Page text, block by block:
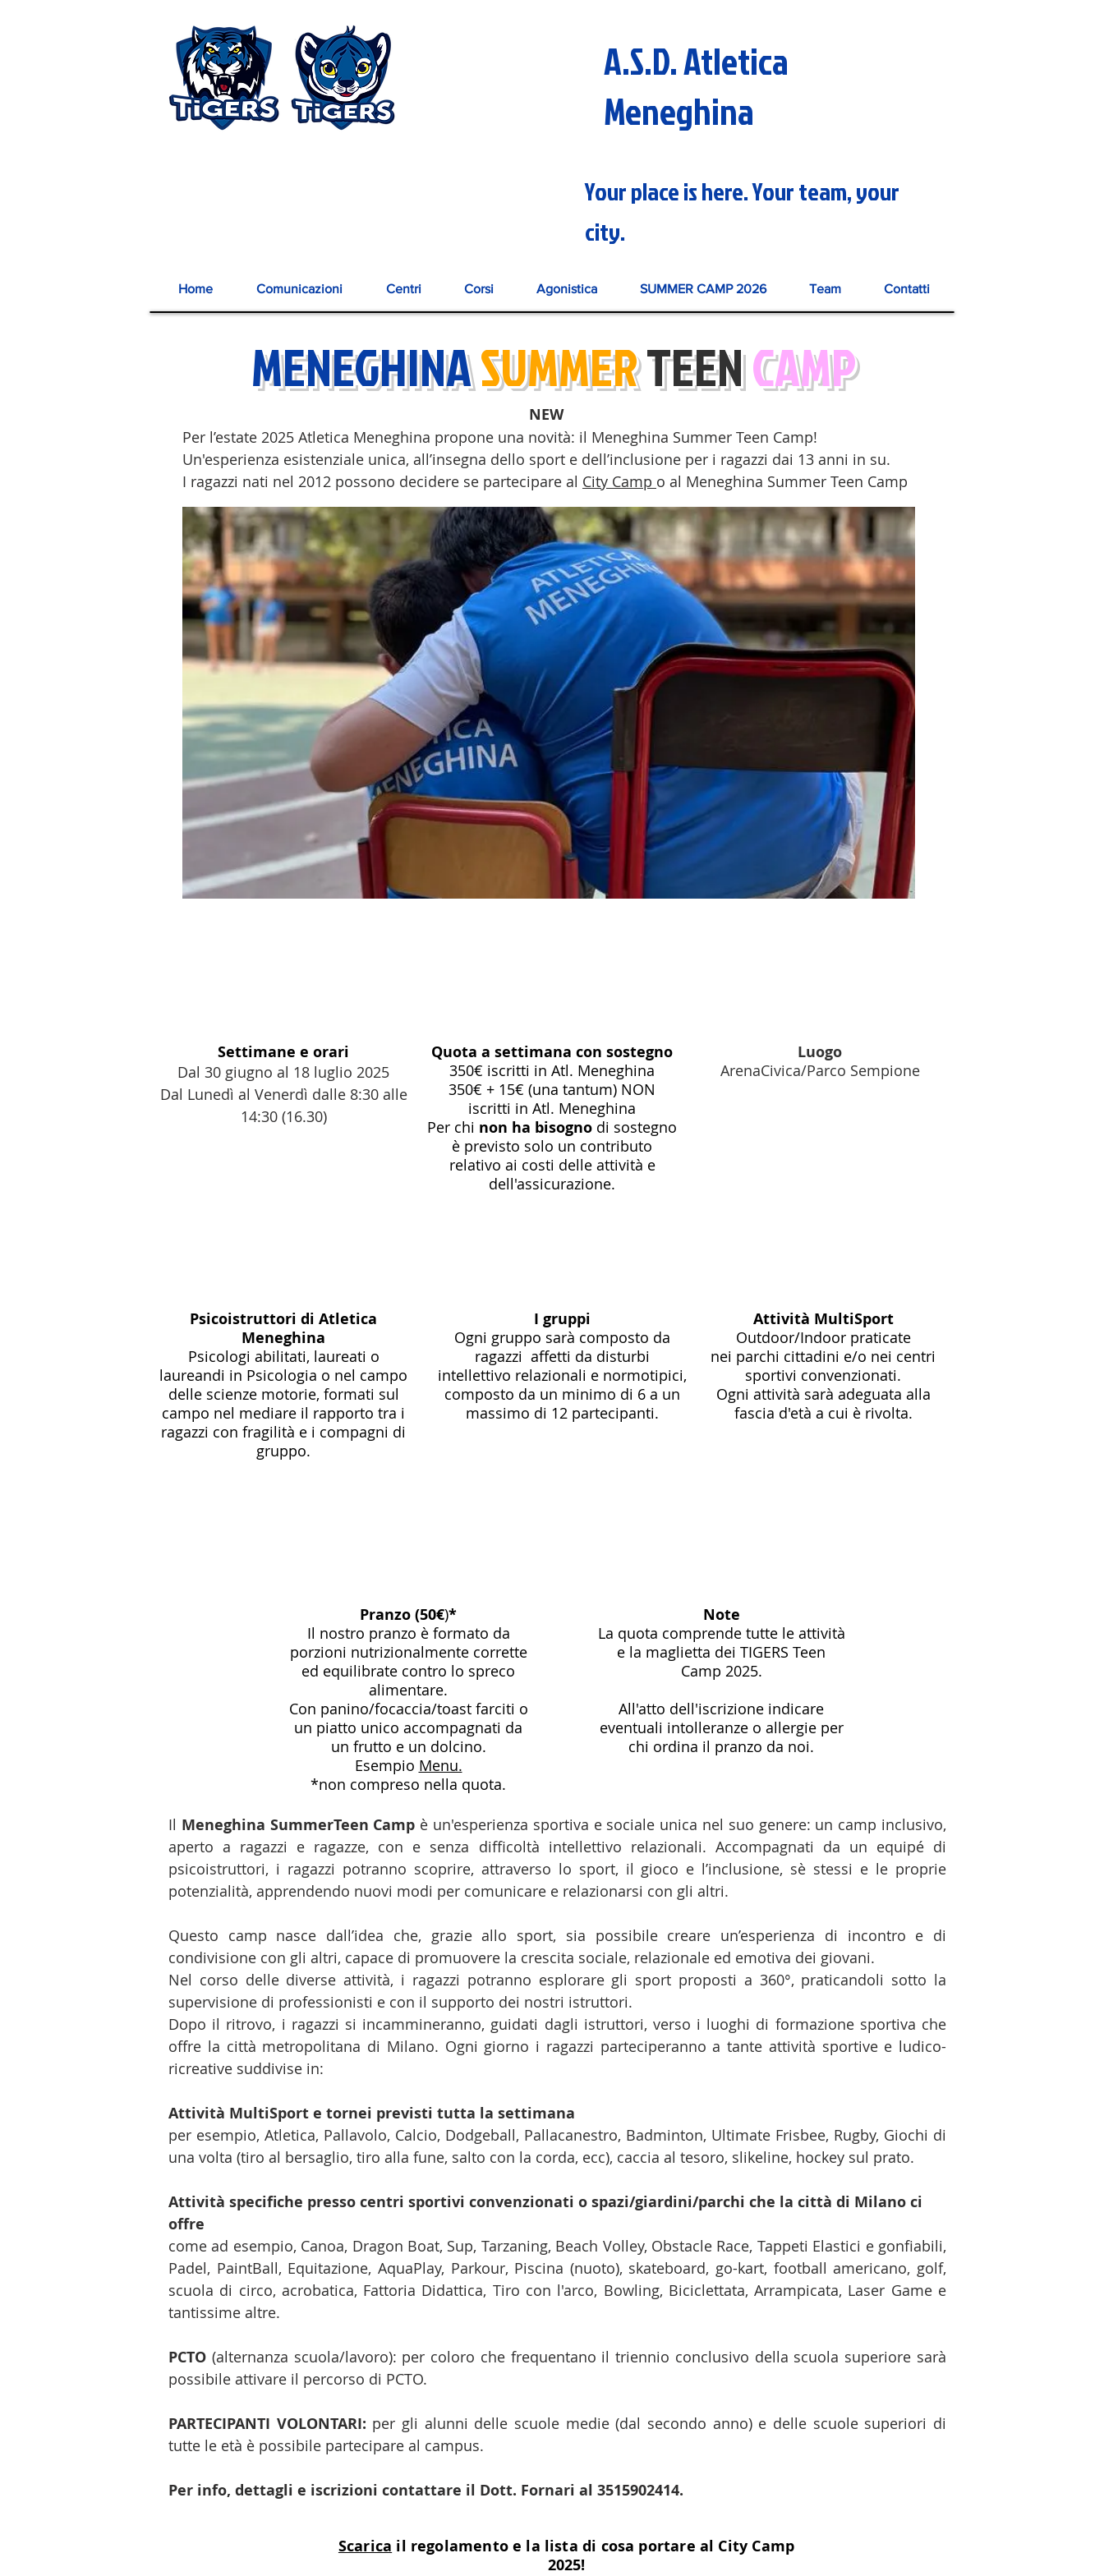
A.S.D. Atletica
Meneghina
Your place is here. Your team, your
city.
Home Comunicazioni Centri Corsi Agonistica SUMMER CAMP 2026 Team Contatti
MENEGHINASUMMERTEENCAMP
NEW
Per l’estate 2025 Atletica Meneghina propone una novità: il Meneghina Summer Teen Camp!
Un'esperienza esistenziale unica, all’insegna dello sport e dell’inclusione per i ragazzi dai 13 anni in su.
I ragazzi nati nel 2012 possono decidere se partecipare al City Camp o al Meneghina Summer Teen Camp
Settimane e orari
Dal 30 giugno al 18 luglio 2025
Dal Lunedì al Venerdì dalle 8:30 alle
14:30 (16.30)
Quota a settimana con sostegno
350€ iscritti in Atl. Meneghina
350€ + 15€ (una tantum) NON
iscritti in Atl. Meneghina
Per chi non ha bisogno di sostegno
è previsto solo un contributo
relativo ai costi delle attività e
dell'assicurazione.
Luogo
ArenaCivica/Parco Sempione
Psicoistruttori di Atletica
Meneghina
Psicologi abilitati, laureati o
laureandi in Psicologia o nel campo
delle scienze motorie, formati sul
campo nel mediare il rapporto tra i
ragazzi con fragilità e i compagni di
gruppo.
I gruppi
Ogni gruppo sarà composto da
ragazzi affetti da disturbi
intellettivo relazionali e normotipici,
composto da un minimo di 6 a un
massimo di 12 partecipanti.
Attività MultiSport
Outdoor/Indoor praticate
nei parchi cittadini e/o nei centri
sportivi convenzionati.
Ogni attività sarà adeguata alla
fascia d'età a cui è rivolta.
Pranzo (50€)*
Il nostro pranzo è formato da
porzioni nutrizionalmente corrette
ed equilibrate contro lo spreco
alimentare.
Con panino/focaccia/toast farciti o
un piatto unico accompagnati da
un frutto e un dolcino.
Esempio Menu.
*non compreso nella quota.
Note
La quota comprende tutte le attività
e la maglietta dei TIGERS Teen
Camp 2025.
All'atto dell'iscrizione indicare
eventuali intolleranze o allergie per
chi ordina il pranzo da noi.
Il Meneghina SummerTeen Camp è un'esperienza sportiva e sociale unica nel suo genere: un camp inclusivo,
aperto a ragazzi e ragazze, con e senza difficoltà intellettivo relazionali. Accompagnati da un equipé di
psicoistruttori, i ragazzi potranno scoprire, attraverso lo sport, il gioco e l’inclusione, sè stessi e le proprie
potenzialità, apprendendo nuovi modi per comunicare e relazionarsi con gli altri.
Questo camp nasce dall’idea che, grazie allo sport, sia possibile creare un’esperienza di incontro e di
condivisione con gli altri, capace di promuovere la crescita sociale, relazionale ed emotiva dei giovani.
Nel corso delle diverse attività, i ragazzi potranno esplorare gli sport proposti a 360°, praticandoli sotto la
supervisione di professionisti e con il supporto dei nostri istruttori.
Dopo il ritrovo, i ragazzi si incammineranno, guidati dagli istruttori, verso i luoghi di formazione sportiva che
offre la città metropolitana di Milano. Ogni giorno i ragazzi parteciperanno a tante attività sportive e ludico-
ricreative suddivise in:
Attività MultiSport e tornei previsti tutta la settimana
per esempio, Atletica, Pallavolo, Calcio, Dodgeball, Pallacanestro, Badminton, Ultimate Frisbee, Rugby, Giochi di
una volta (tiro al bersaglio, tiro alla fune, salto con la corda, ecc), caccia al tesoro, slikeline, hockey sul prato.
Attività specifiche presso centri sportivi convenzionati o spazi/giardini/parchi che la città di Milano ci
offre
come ad esempio, Canoa, Dragon Boat, Sup, Tarzaning, Beach Volley, Obstacle Race, Tappeti Elastici e gonfiabili,
Padel, PaintBall, Equitazione, AquaPlay, Parkour, Piscina (nuoto), skateboard, go-kart, football americano, golf,
scuola di circo, acrobatica, Fattoria Didattica, Tiro con l'arco, Bowling, Biciclettata, Arrampicata, Laser Game e
tantissime altre.
PCTO (alternanza scuola/lavoro): per coloro che frequentano il triennio conclusivo della scuola superiore sarà
possibile attivare il percorso di PCTO.
PARTECIPANTI VOLONTARI: per gli alunni delle scuole medie (dal secondo anno) e delle scuole superiori di
tutte le età è possibile partecipare al campus.
Per info, dettagli e iscrizioni contattare il Dott. Fornari al 3515902414.
Scarica il regolamento e la lista di cosa portare al City Camp
2025!